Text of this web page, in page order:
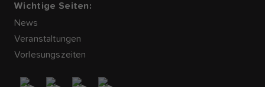
Wichtige Seiten:
News
Veranstaltungen
Vorlesungszeiten